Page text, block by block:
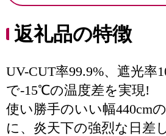
返礼品の特徴
UV-CUT率99.9%、遮光率
で-15℃の温度差を実現!
使い勝手のいい幅440cm
に、炎天下の強烈な日差